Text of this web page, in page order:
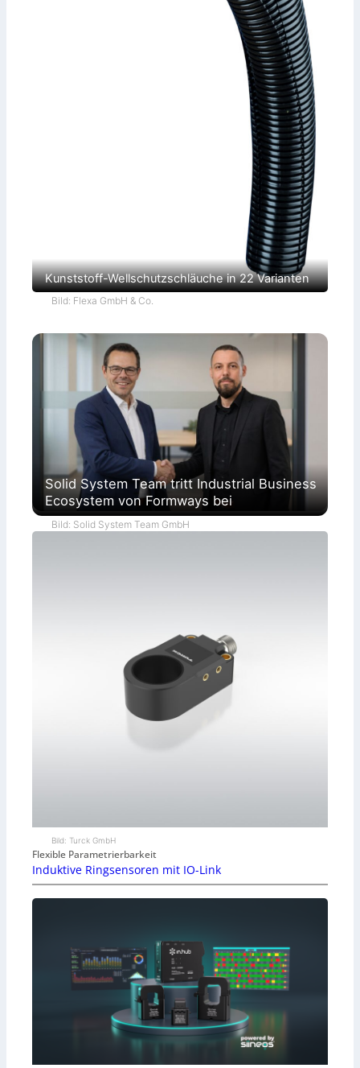
Kunststoff-Wellschutzschläuche in 22 Varianten
Bild: Flexa GmbH & Co.
Solid System Team tritt Industrial Business
Ecosystem von Formways bei
Bild: Solid System Team GmbH
Bild: Turck GmbH
Flexible Parametrierbarkeit
Induktive Ringsensoren mit IO-Link